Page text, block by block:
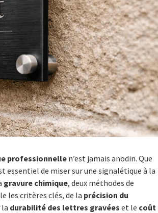
professionnellen’est jamais anodin. Que
essentiel de miser sur une signalétique à la
gravure chimique, deux méthodes de
les critères clés, de la précision du
la durabilité des lettres gravées et le coût